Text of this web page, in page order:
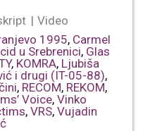
Video
1995, Carmel
u Srebrenici, Glas
, KOMRA, Ljubiša
i drugi (IT-05-88),
, RECOM, REKOM,
Voice, Vinko
, VRS, Vujadin